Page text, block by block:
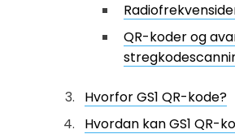
QR-koder og
Hvorfor GS1 QR-kode?
Hvordan kan GS1 QR-